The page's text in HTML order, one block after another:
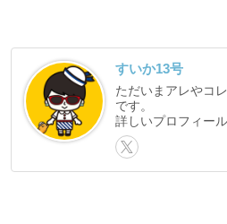
すいか13号
ただいまアレやコ
です。
詳しいプロフィー